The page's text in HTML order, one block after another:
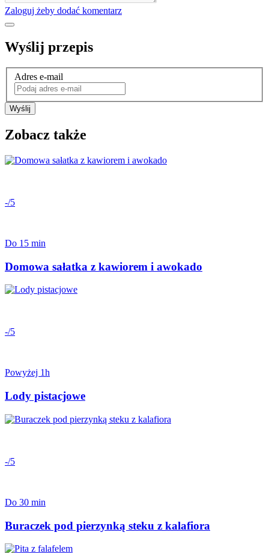
Zaloguj żeby dodać komentarz
Wyślij przepis
Adres e-mail
Wyślij
Zobacz także
-/5
Do 15 min
Domowa sałatka z kawiorem i awokado
-/5
Powyżej 1h
Lody pistacjowe
-/5
Do 30 min
Buraczek pod pierzynką steku z kalafiora